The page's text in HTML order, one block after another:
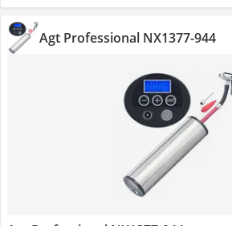
Agt Professional NX1377-944